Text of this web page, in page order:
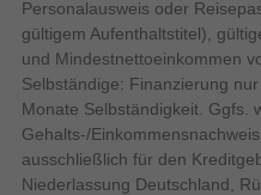
Kamera-Typ
Bildschirm
Bildschirmauflösung
Display LCD
Bildschirmdiagonale
Personalausweis oder
gültigem Aufenthaltstitel),
und Mindestnettoeinkommen
Selbständige: Finanzierung
Monate Selbständigkeit. Ggfs.
Gehalts-/
ausschließlich für den
Niederlassung Deutschland,